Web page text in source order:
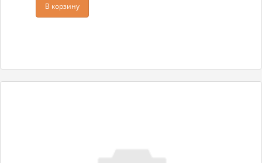
В корзину